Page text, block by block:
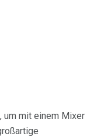
um mit einem Mixer